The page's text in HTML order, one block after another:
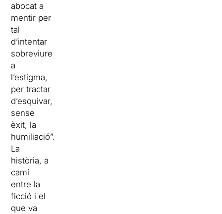
abocat a
mentir per
tal
d’intentar
sobreviure
a
l’estigma,
per tractar
d’esquivar,
sense
èxit, la
humiliació”.
La
història, a
camí
entre la
ficció i el
que va